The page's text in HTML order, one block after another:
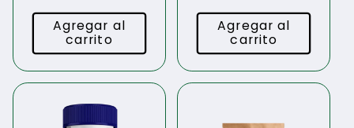
habitual
Agregar al
carrito
habitual
Agregar al
carrito